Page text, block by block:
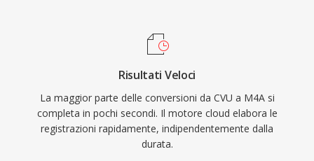
nativamente — mentre il supporto di terze
maggior parte dei sistemi di infotainment
automobilistici. Tre benefici tangibili
definiscono il formato: efficienza di codifica
superiore rispetto ai codec lossy precedenti,
Risultati Veloci
La maggior parte delle conversioni da CVU a M4A si
completa in pochi secondi. Il motore cloud elabora le
registrazioni rapidamente, indipendentemente dalla
durata.